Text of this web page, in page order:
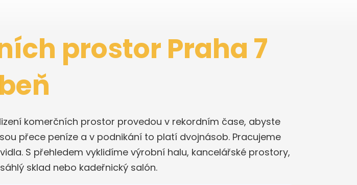
prostor Praha 7
komerčních prostor provedou v rekordním čase, abyste
přece peníze a v podnikání to platí dvojnásob. Pracujeme
S přehledem vyklidíme výrobní halu, kancelářské prostory,
sklad nebo kadeřnický salón.